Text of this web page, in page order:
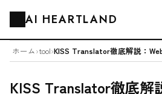
AI HEARTLAND
ホーム›tool›
KISS Translator徹底解